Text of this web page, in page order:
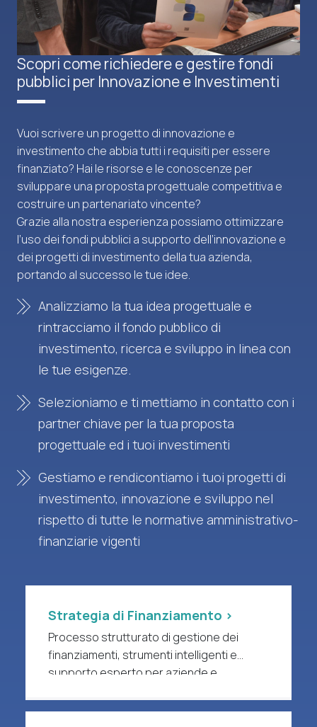
Scopri come richiedere e gestire fondi
pubblici per Innovazione e Investimenti
Vuoi scrivere un progetto di innovazione e
investimento che abbia tutti i requisiti per essere
finanziato? Hai le risorse e le conoscenze per
sviluppare una proposta progettuale competitiva e
costruire un partenariato vincente?
Grazie alla nostra esperienza possiamo ottimizzare
l’uso dei fondi pubblici a supporto dell’innovazione e
dei progetti di investimento della tua azienda,
portando al successo le tue idee.
Analizziamo la tua idea progettuale e
rintracciamo il fondo pubblico di
investimento, ricerca e sviluppo in linea con
le tue esigenze.
Selezioniamo e ti mettiamo in contatto con i
partner chiave per la tua proposta
progettuale ed i tuoi investimenti
Gestiamo e rendicontiamo i tuoi progetti di
investimento, innovazione e sviluppo nel
rispetto di tutte le normative amministrativo-
finanziarie vigenti
Strategia di Finanziamento >
Processo strutturato di gestione dei
finanziamenti, strumenti intelligenti e
supporto esperto per aziende e
di R&S